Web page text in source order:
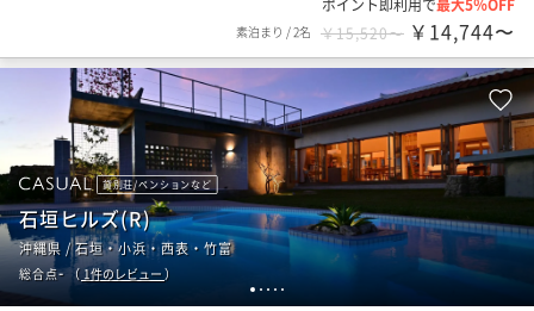
ポイント即利用で最大5％OFF
素泊まり /2名 ￥15,520〜 ￥14,744〜
1 2 3 4 5
貸別荘/ペンションなど
石垣ヒルズ(R)
沖縄県 / 石垣・小浜・西表・竹富
総合点-（ 1件のレビュー）